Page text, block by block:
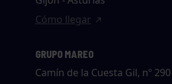
Cómo llegar
GRUPO MAREO
Camín de la Cuesta Gil, nº 290